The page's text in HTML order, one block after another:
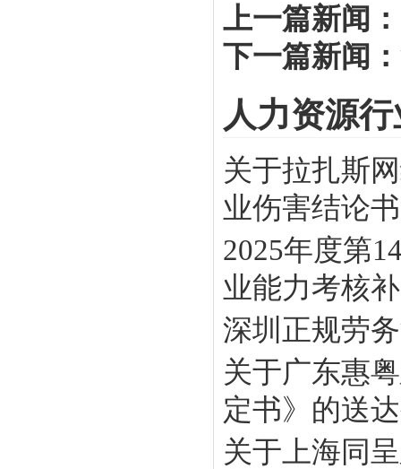
上一篇新闻：
下一篇新闻：
人力资源
关于拉扎斯
业伤害结论
2025年度第
业能力考核
深圳正规劳
关于广东惠
定书》的送
关于上海同